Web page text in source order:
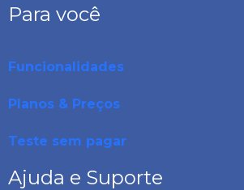
Para você
Funcionalidades
Planos & Preços
Teste sem pagar
Ajuda e Suporte